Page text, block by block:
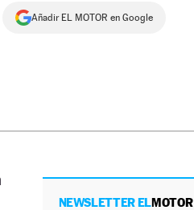
Añadir EL MOTOR en Google
NEWSLETTER ELMOTOR